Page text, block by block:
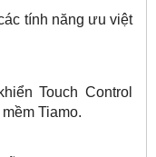
tính năng ưu việt
Touch Control
Tiamo.